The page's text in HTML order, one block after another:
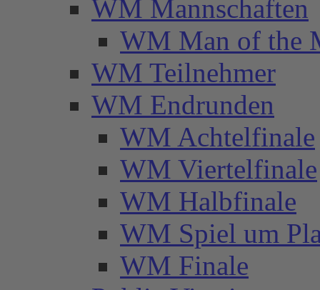
WM Mannschaften
WM Man of the
WM Teilnehmer
WM Endrunden
WM Achtelfinale
WM Viertelfinale
WM Halbfinale
WM Spiel um
WM Finale